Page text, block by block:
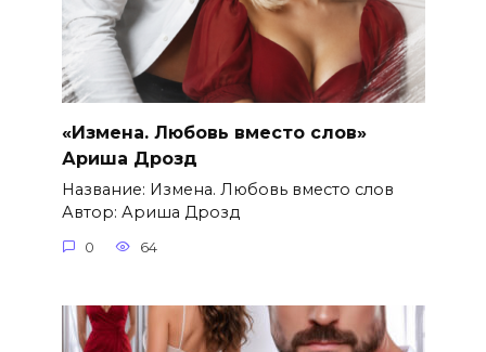
«Измена. Любовь вместо слов»
Ариша Дрозд
Название: Измена. Любовь вместо слов
Автор: Ариша Дрозд
0 64